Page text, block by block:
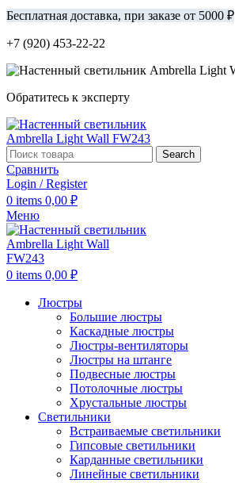
Бесплатная доставка, при заказе от 5000 ₽
+7 (920) 453-22-22
Обратитесь к эксперту
Search
Сравнить
Login / Register
0 items 0,00 ₽
Меню
0 items 0,00 ₽
Люстры
Большие люстры
Каскадные люстры
Люстры-вентиляторы
Люстры на штанге
Подвесные люстры
Потолочные люстры
Хрустальные люстры
Светильники
Встраиваемые светильники
Гипсовые светильники
Карданные светильники
Линейные светильники